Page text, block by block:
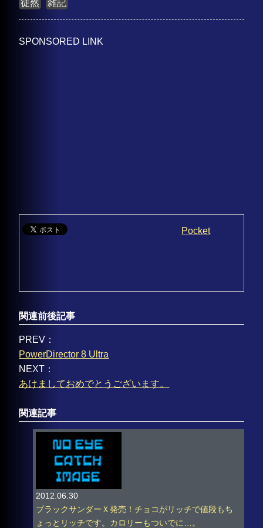
徒然 雑記
SPONSORED LINK
Pocket
関連前後記事
PREV：
PowerDirector 8 Ultra
NEXT：
あけましておめでとうございます。
関連記事
2012.06.30
ブラックサンダーＸ発売！チョコがリッチで値段もち
ょっとリッチです。カロリーもついでに…。